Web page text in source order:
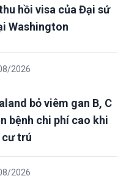
hồi visa của Đại sứ
Washington
2026
bỏ viêm gan B, C
bệnh chi phí cao khi
cư trú
2026